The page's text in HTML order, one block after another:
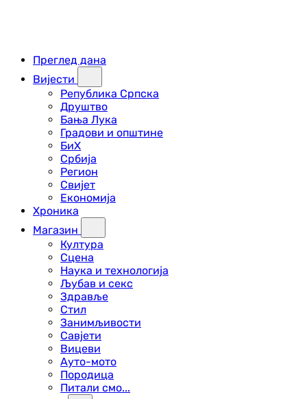
Преглед дана
Вијести
Република Српска
Друштво
Бања Лука
Градови и општине
БиХ
Србија
Регион
Свијет
Економија
Хроника
Магазин
Култура
Сцена
Наука и технологија
Љубав и секс
Здравље
Стил
Занимљивости
Савјети
Вицеви
Ауто-мото
Породица
Питали смо...